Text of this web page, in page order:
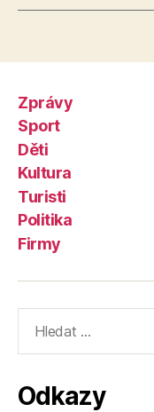
Zprávy
Sport
Děti
Kultura
Turisti
Politika
Firmy
vyhledávání:
Odkazy